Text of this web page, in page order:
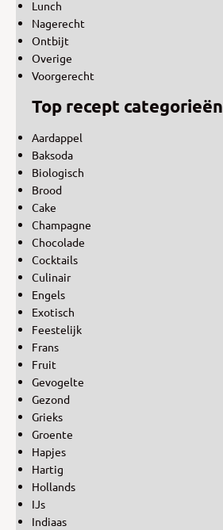
Lunch
Nagerecht
Ontbijt
Overige
Voorgerecht
Top recept categorieën
Aardappel
Baksoda
Biologisch
Brood
Cake
Champagne
Chocolade
Cocktails
Culinair
Engels
Exotisch
Feestelijk
Frans
Fruit
Gevogelte
Gezond
Grieks
Groente
Hapjes
Hartig
Hollands
IJs
Indiaas